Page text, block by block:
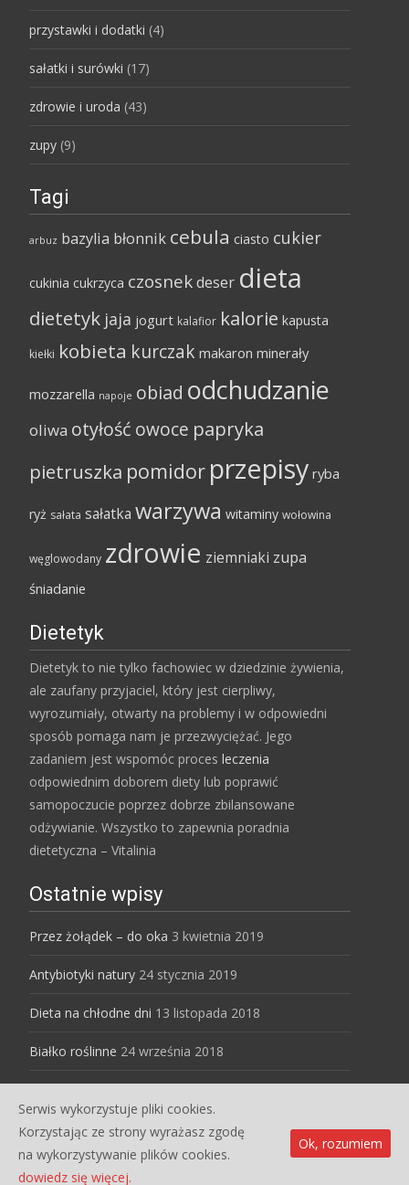
przystawki i dodatki (4)
sałatki i surówki (17)
zdrowie i uroda (43)
zupy (9)
Tagi
arbuz bazylia błonnik cebula ciasto cukier
cukinia cukrzyca czosnekdeser dieta
dietetyk jaja jogurt kalafior kalorie kapusta
kiełki kobieta kurczak makaron minerały
mozzarella napoje obiad odchudzanie
oliwa otyłość owoce papryka
pietruszka pomidor przepisy ryba
ryż sałata sałatka warzywa witaminy wołowina
węglowodany zdrowie ziemniaki zupa
śniadanie
Dietetyk
Dietetyk to nie tylko fachowiec w dziedzinie żywienia,
ale zaufany przyjaciel, który jest cierpliwy,
wyrozumiały, otwarty na problemy i w odpowiedni
sposób pomaga nam je przezwyciężać. Jego
zadaniem jest wspomóc proces leczenia
odpowiednim doborem diety lub poprawić
samopoczucie poprzez dobrze zbilansowane
odżywianie. Wszystko to zapewnia poradnia
dietetyczna – Vitalinia
Ostatnie wpisy
Przez żołądek – do oka 3 kwietnia 2019
Antybiotyki natury 24 stycznia 2019
Dieta na chłodne dni 13 listopada 2018
Białko roślinne 24 września 2018
Copyright © Dietetyk dla Ciebie
Powered by WordPress , Designed and Developed by
templatesnext
Serwis wykorzystuje pliki cookies.
Korzystając ze strony wyrażasz zgodę
na wykorzystywanie plików cookies.
dowiedz się więcej.
Ok, rozumiem